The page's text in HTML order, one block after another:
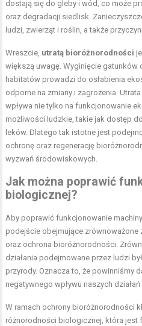
dostają się do gleby i wód, co może
oraz degradacji siedlisk.
ludzi, zwierząt i roślin, a także
Wreszcie, utratą bioróżnorodności
większą uwagę. Wyginięcie gatunków
habitatów prowadzi do osłabienia
odporne na zmiany i zagrożenia.
wpływa nie tylko na funkcjonowanie
możliwości ludzkie, takie jak dostęp
leków. Dlatego tak istotne jest
ochronę oraz regenerację
wyzwań środowiskowych.
Jak można poprawić
biologicznej?
Aby poprawić funkcjonowanie
podejście obejmujące zrównoważone
oraz ochrona bioróżnorodności.
działania podejmowane przez ludzi
przyrody. Oznacza to, że powinniśmy
negatywnego wpływu naszych
W ramach ochrony bioróżnorodności
różnorodności biologicznej, która jest